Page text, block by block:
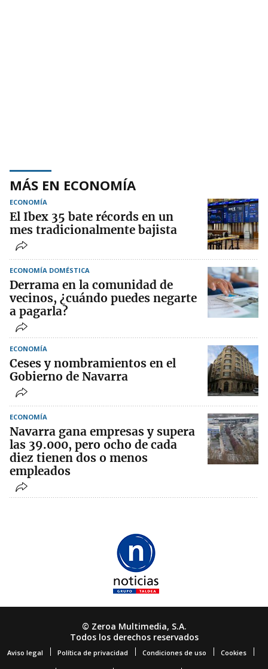
MÁS EN ECONOMÍA
ECONOMÍA
El Ibex 35 bate récords en un
mes tradicionalmente bajista
ECONOMÍA DOMÉSTICA
Derrama en la comunidad de
vecinos, ¿cuándo puedes negarte
a pagarla?
ECONOMÍA
Ceses y nombramientos en el
Gobierno de Navarra
ECONOMÍA
Navarra gana empresas y supera
las 39.000, pero ocho de cada
diez tienen dos o menos
empleados
© Zeroa Multimedia, S.A.
Todos los derechos reservados
Aviso legal Política de privacidad Condiciones de uso Cookies